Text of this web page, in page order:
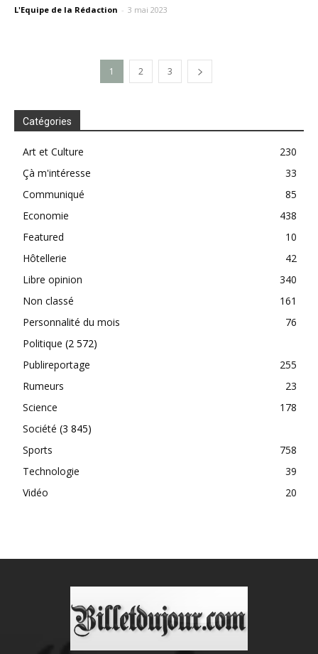
L'Equipe de la Rédaction - 3 mai 2023
1 2 3
Catégories
Art et Culture
230
Çà m'intéresse
33
Communiqué
85
Economie
438
Featured
10
Hôtellerie
42
Libre opinion
340
Non classé
161
Personnalité du mois
76
Politique (2 572)
Publireportage
255
Rumeurs
23
Science
178
Société (3 845)
Sports
758
Technologie
39
Vidéo
20